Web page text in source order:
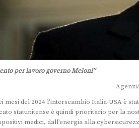
per lavoro governo Meloni”
mesi del 2024 l’interscambio Italia-USA è
statunitense è quindi prioritario per la
medici, dall’energia alla